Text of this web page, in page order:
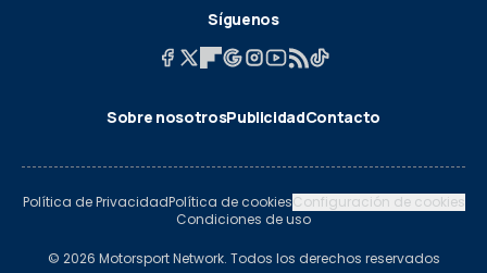
Síguenos
Sobre nosotrosPublicidadContacto
Política de PrivacidadPolítica de cookiesConfiguración de cookies
Condiciones de uso
© 2026 Motorsport Network. Todos los derechos reservados